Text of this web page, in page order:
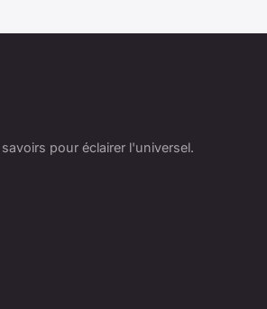
pour éclairer l'universel.